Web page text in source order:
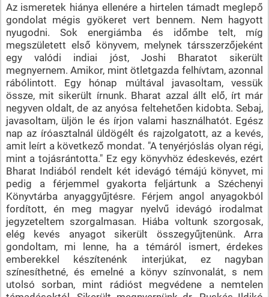
Az ismeretek hiánya ellenére a hirtelen támadt meglepő
gondolat mégis gyökeret vert bennem. Nem hagyott
nyugodni. Sok energiámba és időmbe telt, míg
megszületett első könyvem, melynek társszerzőjeként
egy valódi indiai jóst, Joshi Bharatot sikerült
megnyernem. Amikor, mint ötletgazda felhívtam, azonnal
rábólintott. Egy hónap múltával javasoltam, vessük
össze, mit sikerült írnunk. Bharat azzal állt elő, írt már
negyven oldalt, de az anyósa feltehetően kidobta. Sebaj,
javasoltam, üljön le és írjon valami használhatót. Egész
nap az íróasztalnál üldögélt és rajzolgatott, az a kevés,
amit leírt a következő mondat. "A tenyérjóslás olyan régi,
mint a tojásrántotta." Ez egy könyvhöz édeskevés, ezért
Bharat Indiából rendelt két idevágó témájú könyvet, mi
pedig a férjemmel gyakorta feljártunk a Széchenyi
Könyvtárba anyaggyűjtésre. Férjem angol anyagokból
fordított, én meg magyar nyelvű idevágó irodalmat
jegyzeteltem szorgalmasan. Hiába voltunk szorgosak,
elég kevés anyagot sikerült összegyűjtenünk. Arra
gondoltam, mi lenne, ha a témáról ismert, érdekes
emberekkel készítenénk interjúkat, ez nagyban
színesíthetné, és emelné a könyv színvonalát, s nem
utolsó sorban, mint rádióst megvédene a nemtelen